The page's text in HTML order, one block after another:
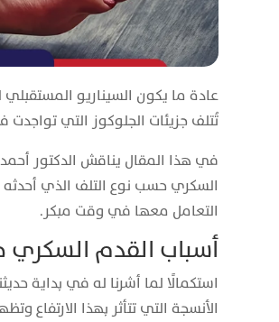
عادة ما يكون السيناريو
تُتلف جزيئات الجلوكوز التي
في هذا المقال يناقش الدكتور
السكري حسب نوع التلف الذي
التعامل معها في وقت مبكر.
أسباب القدم السكري
استكمالًا لما أشرنا له في بداية
الأنسجة التي تتأثر بهذا الارتفاع